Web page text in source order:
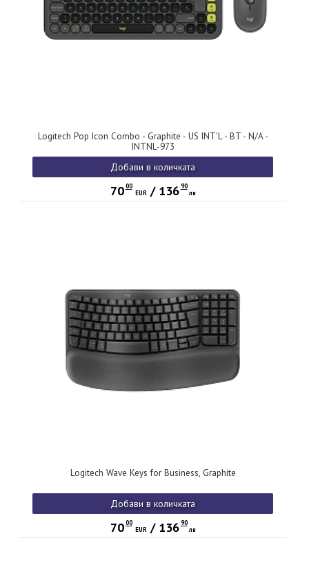
Logitech Pop Icon Combo - Graphite - US INT'L - BT - N/A -
INTNL-973
Добави в количката
70 00
EUR/ 136 90
лв
Logitech Wave Keys for Business, Graphite
Добави в количката
70 00
EUR/ 136 90
лв